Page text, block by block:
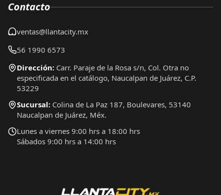
Contacto
ventas@llantacity.mx
56 1990 6573
Dirección: Carr. Paraje de la Rosa s/n, Col. Otra no
especificada en el catálogo, Naucalpan de Juárez, C.P.
53229
Sucursal: Colina de La Paz 187, Boulevares, 53140
Naucalpan de Juárez, Méx.
Lunes a viernes 9:00 hrs a 18:00 hrs
Sábados 9:00 hrs a 14:00 hrs